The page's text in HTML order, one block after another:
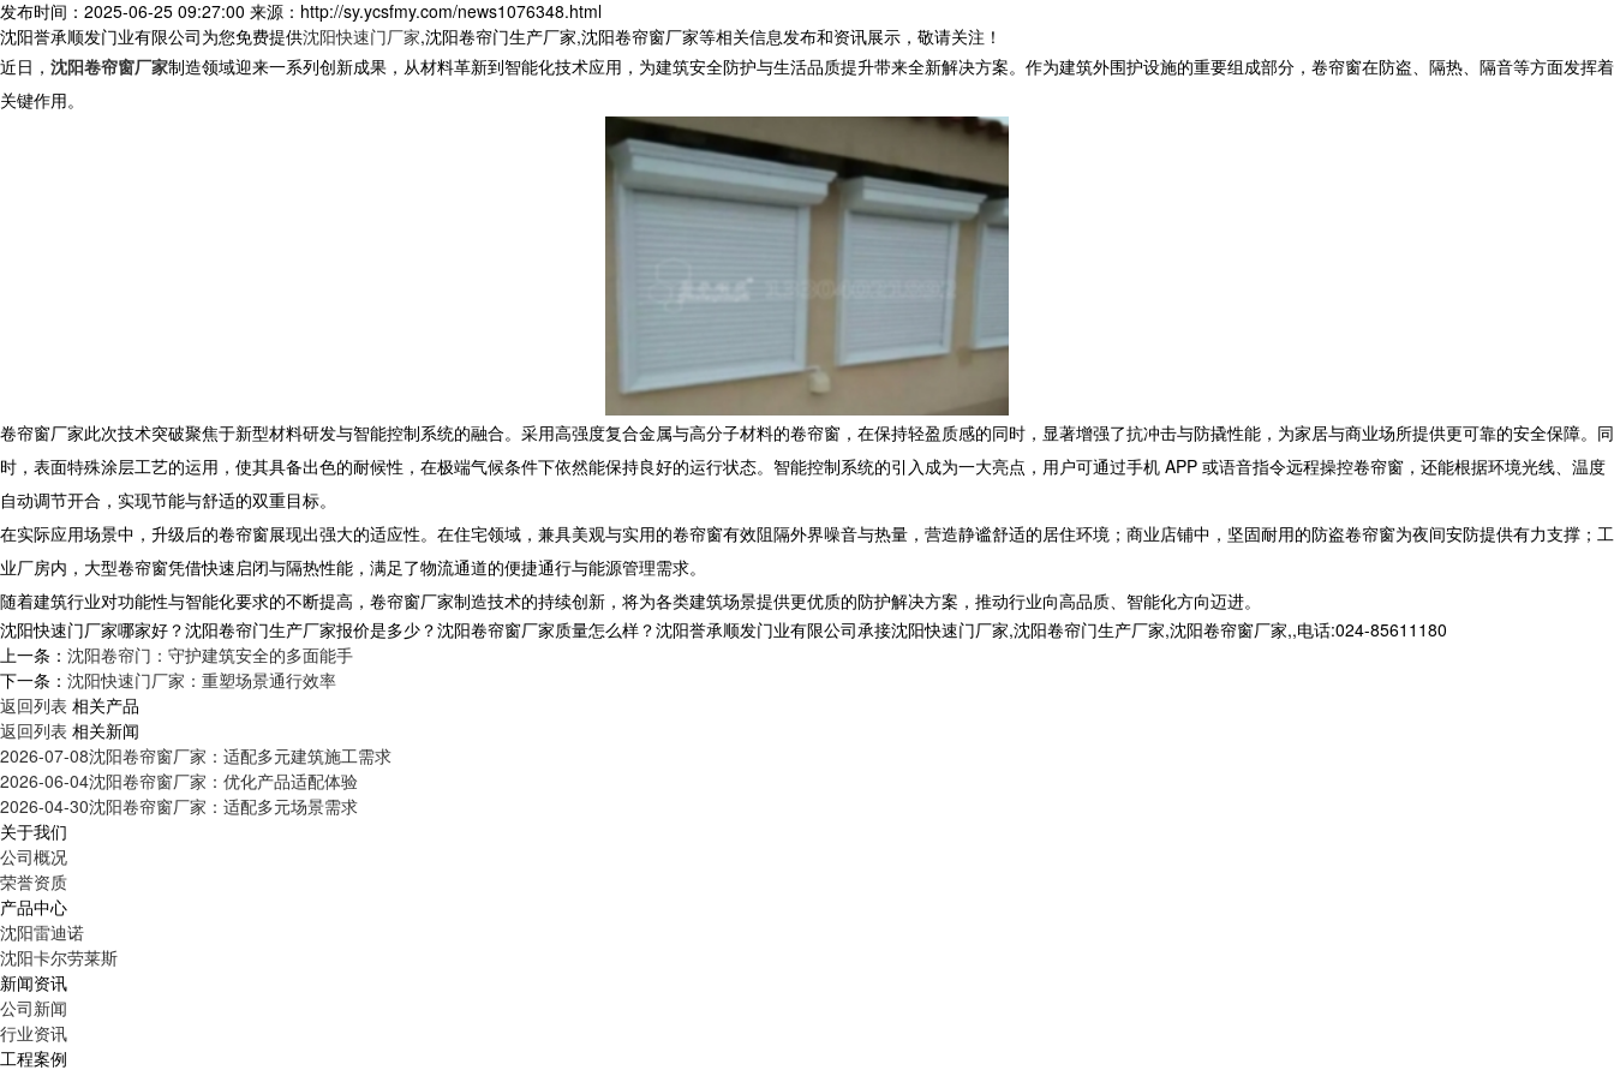
发布时间：2025-06-25 09:27:00 来源：http://sy.ycsfmy.com/news1076348.html
沈阳誉承顺发门业有限公司为您免费提供沈阳快速门厂家,沈阳卷帘门生产厂家,沈阳卷帘窗厂家等相关信息发布和资讯展示，敬请关注！
近日， 沈阳卷帘窗厂家制造领域迎来一系列创新成果，从材料革新到智能化技术应用，为建筑安全防护与生活品质提升带来全新解决方案。作为建筑外围护设施的重要组成部分，卷帘窗在防盗、隔热、隔音等方面发挥着
关键作用。​
卷帘窗厂家此次技术突破聚焦于新型材料研发与智能控制系统的融合。采用高强度复合金属与高分子材料的卷帘窗，在保持轻盈质感的同时，显著增强了抗冲击与防撬性能，为家居与商业场所提供更可靠的安全保障。同
时，表面特殊涂层工艺的运用，使其具备出色的耐候性，在极端气候条件下依然能保持良好的运行状态。智能控制系统的引入成为一大亮点，用户可通过手机 APP 或语音指令远程操控卷帘窗，还能根据环境光线、温度
自动调节开合，实现节能与舒适的双重目标。​
在实际应用场景中，升级后的卷帘窗展现出强大的适应性。在住宅领域，兼具美观与实用的卷帘窗有效阻隔外界噪音与热量，营造静谧舒适的居住环境；商业店铺中，坚固耐用的防盗卷帘窗为夜间安防提供有力支撑；工
业厂房内，大型卷帘窗凭借快速启闭与隔热性能，满足了物流通道的便捷通行与能源管理需求。​
随着建筑行业对功能性与智能化要求的不断提高，卷帘窗厂家制造技术的持续创新，将为各类建筑场景提供更优质的防护解决方案，推动行业向高品质、智能化方向迈进。
沈阳快速门厂家哪家好？沈阳卷帘门生产厂家报价是多少？沈阳卷帘窗厂家质量怎么样？沈阳誉承顺发门业有限公司承接沈阳快速门厂家,沈阳卷帘门生产厂家,沈阳卷帘窗厂家,,电话:024-85611180
上一条： 沈阳卷帘门：守护建筑安全的多面能手
下一条： 沈阳快速门厂家：重塑场景通行效率
返回列表 相关产品
返回列表 相关新闻
2026-07-08沈阳卷帘窗厂家：适配多元建筑施工需求
2026-06-04沈阳卷帘窗厂家：优化产品适配体验
2026-04-30沈阳卷帘窗厂家：适配多元场景需求
关于我们
公司概况
荣誉资质
产品中心
沈阳雷迪诺
沈阳卡尔劳莱斯
新闻资讯
公司新闻
行业资讯
工程案例